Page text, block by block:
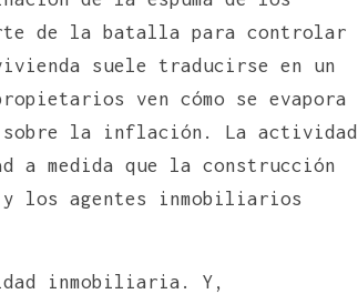
de la batalla para controlar
suele traducirse en un
ven cómo se evapora
la inflación. La actividad
a medida que la construcción
y los agentes inmobiliarios
inmobiliaria. Y,